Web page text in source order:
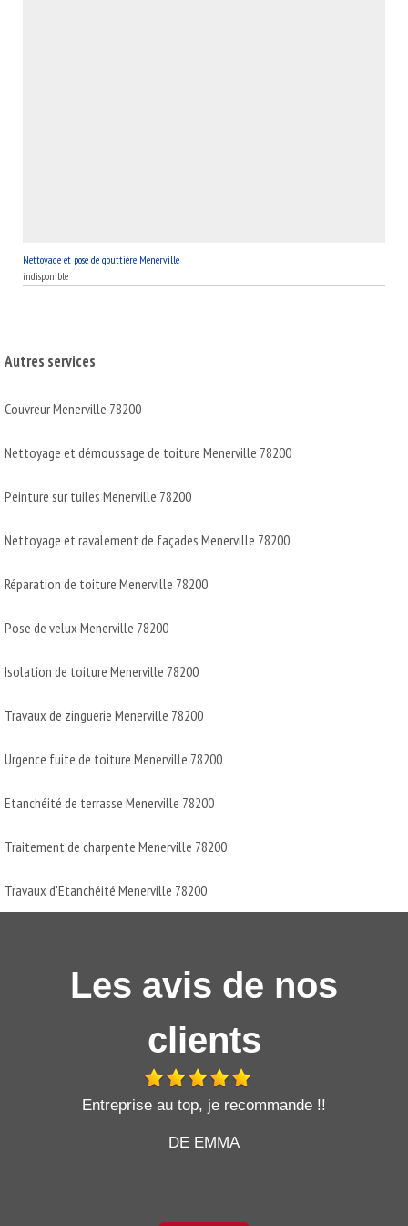
Nettoyage et pose de gouttière Menerville
indisponible
Autres services
Couvreur Menerville 78200
Nettoyage et démoussage de toiture Menerville 78200
Peinture sur tuiles Menerville 78200
Nettoyage et ravalement de façades Menerville 78200
Réparation de toiture Menerville 78200
Pose de velux Menerville 78200
Isolation de toiture Menerville 78200
Travaux de zinguerie Menerville 78200
Urgence fuite de toiture Menerville 78200
Etanchéité de terrasse Menerville 78200
Traitement de charpente Menerville 78200
Travaux d'Etanchéité Menerville 78200
Les avis de nos
clients
Entreprise au top, je recommande !!
DE EMMA